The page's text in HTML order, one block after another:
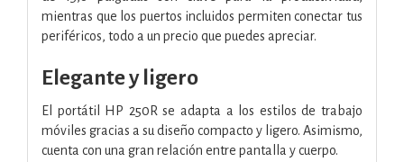
mientras que los puertos incluidos permiten conectar tus
periféricos, todo a un precio que puedes apreciar.
Elegante y ligero
El portátil HP 250R se adapta a los estilos de trabajo
móviles gracias a su diseño compacto y ligero. Asimismo,
cuenta con una gran relación entre pantalla y cuerpo.